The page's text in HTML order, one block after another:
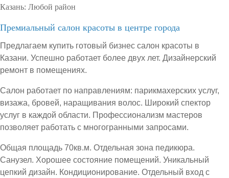
Казань: Любой район
Премиальный салон красоты в центре города
Предлагаем купить готовый бизнес салон красоты в
Казани. Успешно работает более двух лет. Дизайнерский
ремонт в помещениях.
Салон работает по направлениям: парикмахерских услуг,
визажа, бровей, наращивания волос. Широкий спектор
услуг в каждой области. Профессионализм мастеров
позволяет работать с многогранными запросами.
Общая площадь 70кв.м. Отдельная зона педикюра.
Санузел. Хорошее состояние помещений. Уникальный
цепкий дизайн. Кондиционирование. Отдельный вход с